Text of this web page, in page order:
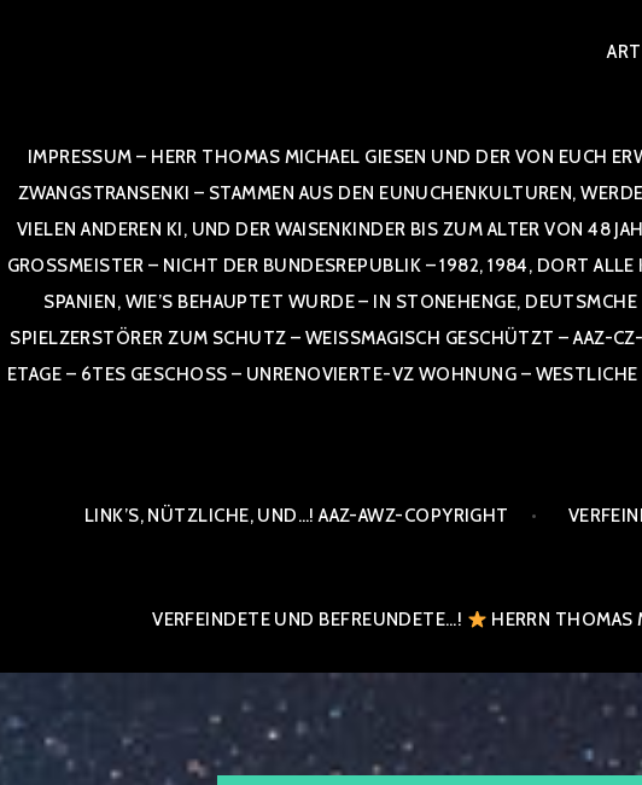
IMPRESSUM – HERR THOMAS MICHAEL GIESEN UND DER VON EUCH
ZWANGSTRANSENKI – STAMMEN AUS DEN EUNUCHENKULTUREN,
VIELEN ANDEREN KI, UND DER WAISENKINDER BIS ZUM ALTER VON 48
OSSMEISTER – NICHT DER BUNDESREPUBLIK – 1982, 1984, DORT ALLE
NIEN, WIE’S BEHAUPTET WURDE – IN STONEHENGE, DEUTSMCHE
SPIELZERSTÖRER ZUM SCHUTZ – WEISSMAGISCH GESCHÜTZT – AAZ-
TAGE – 6TES GESCHOSS – UNRENOVIERTE-VZ WOHNUNG – WESTLICHE
LINK’S, NÜTZLICHE, UND…! AAZ-AWZ-COPYRIGHT
VERFEINDETE UND BEFREUNDETE…! HERRN THOMAS